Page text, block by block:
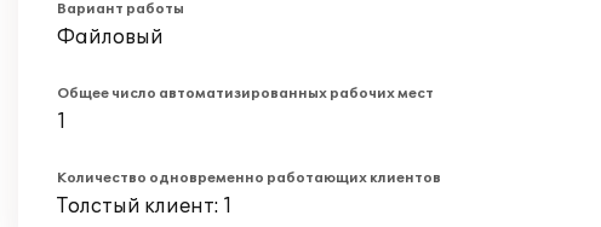
Вариант работы
Файловый
Общее число автоматизированных рабочих мест
1
Количество одновременно работающих клиентов
Толстый клиент: 1